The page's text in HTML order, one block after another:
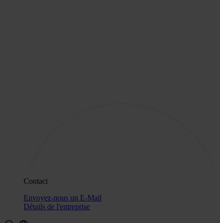
Contact
Envoyez-nous un E-Mail
Détails de l'entreprise